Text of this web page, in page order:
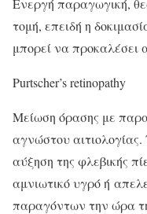
τομή, επειδή η
μπορεί να προκαλέσει
Purtscher’s retinopathy
Μείωση όρασης με
αγνώστου
αύξηση της φλεβικής
αμνιωτικό υγρό ή
παραγόντων την ώρα